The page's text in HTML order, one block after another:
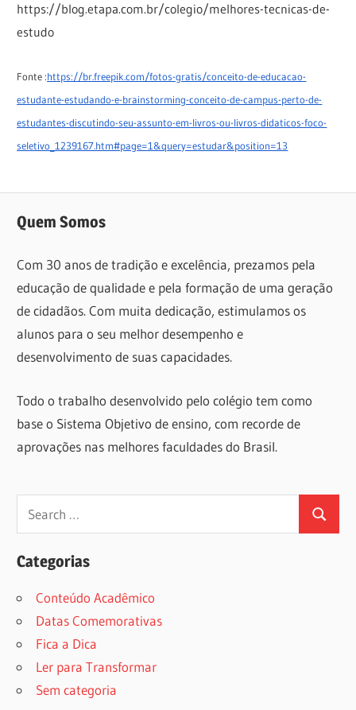
https://blog.etapa.com.br/colegio/melhores-tecnicas-de-
estudo
Fonte :https://br.freepik.com/fotos-gratis/conceito-de-educacao-
estudante-estudando-e-brainstorming-conceito-de-campus-perto-de-
estudantes-discutindo-seu-assunto-em-livros-ou-livros-didaticos-foco-
seletivo_1239167.htm#page=1&query=estudar&position=13
Quem Somos
Com 30 anos de tradição e excelência, prezamos pela
educação de qualidade e pela formação de uma geração
de cidadãos. Com muita dedicação, estimulamos os
alunos para o seu melhor desempenho e
desenvolvimento de suas capacidades.
Todo o trabalho desenvolvido pelo colégio tem como
base o Sistema Objetivo de ensino, com recorde de
aprovações nas melhores faculdades do Brasil.
Search
for:
Search
Categorias
Conteúdo Acadêmico
Datas Comemorativas
Fica a Dica
Ler para Transformar
Sem categoria